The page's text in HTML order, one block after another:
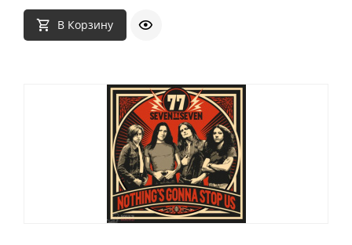
В Корзину